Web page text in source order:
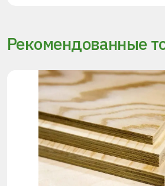
Рекомендованные